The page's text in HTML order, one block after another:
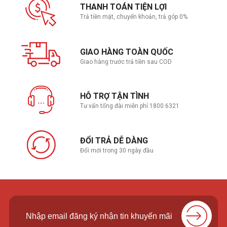
Kích thước gói 45.0 mm x 37.5 mm
Nhiệt độ vận hành tối đa
Intel® Gaussian & Neural Accelerator 3.0
Tăng cường học sâu Intel® Deep
Learning Boost (Intel® DL Boost)
Yes
Công Nghệ Intel® Speed Shift
Intel® Adaptive Boost Technology
Intel® Thermal Velocity Boost Yes
THANH TOÁN TIỆN LỢI
Trả tiền mặt, chuyển khoản, trả góp 0%
GIAO HÀNG TOÀN QUỐC
Giao hàng trước trả tiền sau COD
HỖ TRỢ TẬN TÌNH
Tư vấn tổng đài miễn phí 1800.6321
ĐỔI TRẢ DỄ DÀNG
Đổi mới trong 30 ngày đầu